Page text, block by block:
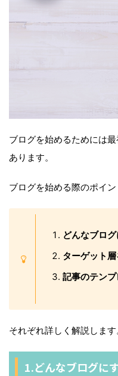
ブログを始めるためには
あります。
ブログを始める際のポイン
どんなブロ
ターゲット
記事のテン
それぞれ詳しく解説します
1.どんなブログに